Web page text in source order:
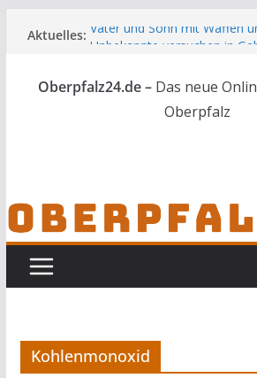
Inhalt
Aktuelles: Vater und Sohn mit Waffen
Audi prallt gegen
Ortsumgehung Waldershof
Deutsch-amerikanischer
Oberpfalz24.de – Das neue
Oberpfalz
Kohlenmonoxid